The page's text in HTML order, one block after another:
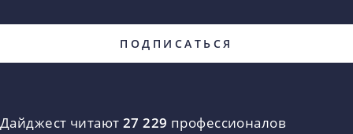
Дайджест читают 27 229 профессионалов